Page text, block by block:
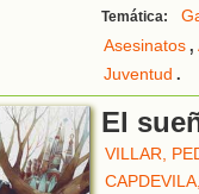
Temática:
Asesinatos,
Juventud .
El
VILLAR,